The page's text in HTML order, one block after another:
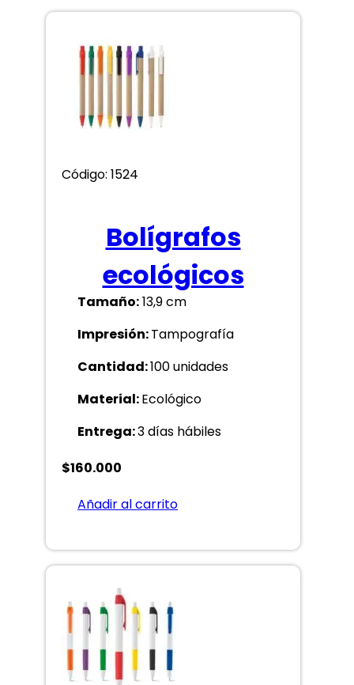
Código: 1524
Bolígrafos
ecológicos
Tamaño:13,9 cm
Impresión:Tampografía
Cantidad:100 unidades
Material:Ecológico
Entrega:3 días hábiles
$160.000
Añadir al carrito